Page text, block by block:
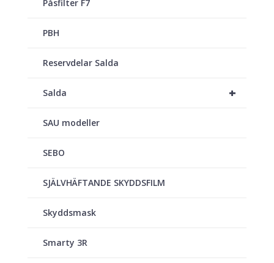
Påsfilter F7
PBH
Reservdelar Salda
+
Salda
SAU modeller
SEBO
SJÄLVHÄFTANDE SKYDDSFILM
Skyddsmask
Smarty 3R